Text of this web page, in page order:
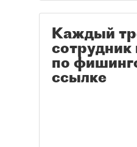
Каждый
сотрудник
по
ссылке